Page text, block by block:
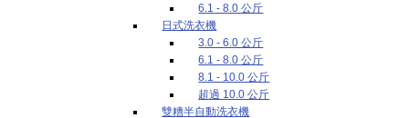
6.1 - 8.0 公斤
日式洗衣機
3.0 - 6.0 公斤
6.1 - 8.0 公斤
8.1 - 10.0 公斤
超過 10.0 公斤
雙糟半自動洗衣機